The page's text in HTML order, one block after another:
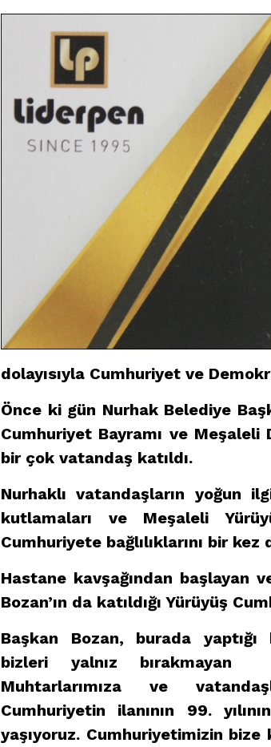
dolayısıyla Cumhuriyet ve
Önce ki gün Nurhak Belediye
Cumhuriyet Bayramı ve Meşaleli
bir çok vatandaş katıldı.
Nurhaklı vatandaşların yoğun
kutlamaları ve Meşaleli
Cumhuriyete bağlılıklarını bir
Hastane kavşağından başlayan
Bozan’ın da katıldığı Yürüyüş
Başkan Bozan, burada yaptığı
bizleri yalnız bırakmayan
Muhtarlarımıza ve
Cumhuriyetin ilanının 99.
yaşıyoruz. Cumhuriyetimizin bize